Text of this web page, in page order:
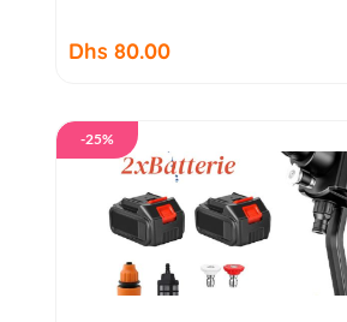
Dhs 80.00
-25%